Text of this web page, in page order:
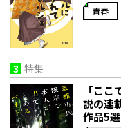
青春
3 特集
「こ
説の連
作品5選